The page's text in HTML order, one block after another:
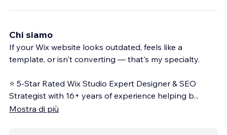
Chi siamo
If your Wix website looks outdated, feels like a
template, or isn't converting — that's my specialty.
⭐ 5-Star Rated Wix Studio Expert Designer & SEO
Strategist with 16+ years of experience helping b...
Mostra di più